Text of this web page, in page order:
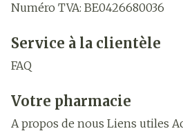
Numéro TVA: BE0426680036
Service à la clientèle
FAQ
Votre pharmacie
A propos de nous Liens utiles